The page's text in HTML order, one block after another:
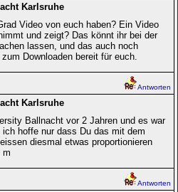
Karlsruhe
Video von euch haben? Ein Video
und zeigt? Das könnt ihr bei der
lassen, und das auch noch
Downloaden bereit für euch.
Antworten
Karlsruhe
Ballnacht vor 2 Jahren und es war
hoffe nur dass Du das mit dem
diesmal etwas proportionieren
m
Antworten